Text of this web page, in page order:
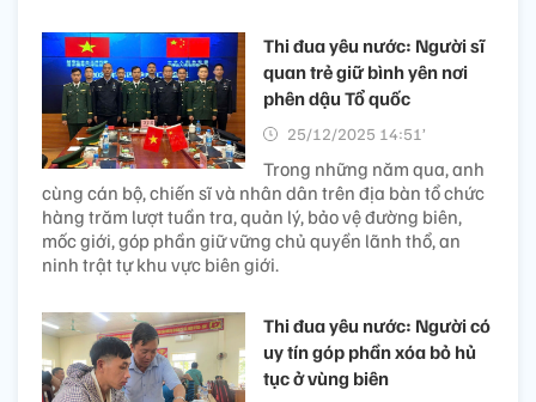
Thi đua yêu nước: Người sĩ
quan trẻ giữ bình yên nơi
phên dậu Tổ quốc
25/12/2025 14:51’
Trong những năm qua, anh
cùng cán bộ, chiến sĩ và nhân dân trên địa bàn tổ chức
hàng trăm lượt tuần tra, quản lý, bảo vệ đường biên,
mốc giới, góp phần giữ vững chủ quyền lãnh thổ, an
ninh trật tự khu vực biên giới.
Thi đua yêu nước: Người có
uy tín góp phần xóa bỏ hủ
tục ở vùng biên